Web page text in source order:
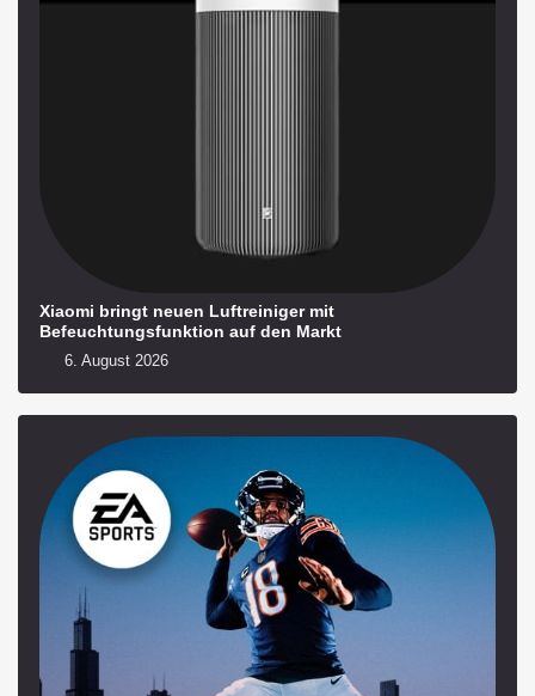
Xiaomi bringt neuen Luftreiniger mit
Befeuchtungsfunktion auf den Markt
6. August 2026